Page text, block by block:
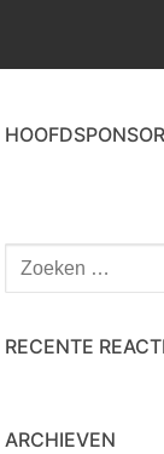
HOOFDSPONSOR
Zoeken
naar:
RECENTE
ARCHIEVEN